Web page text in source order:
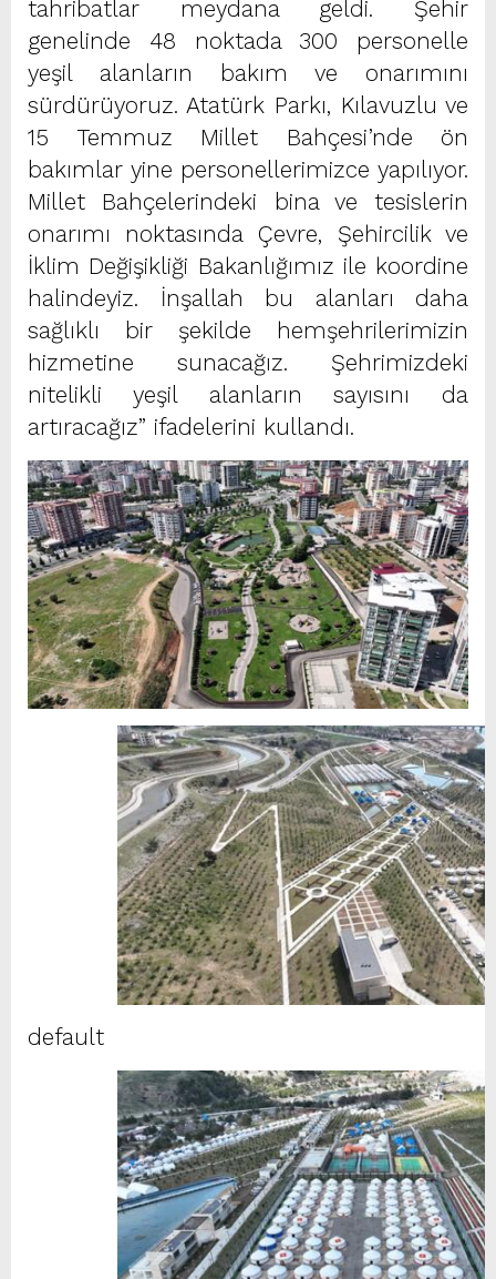
tahribatlar meydana geldi. Şehir
genelinde 48 noktada 300 personelle
yeşil alanların bakım ve onarımını
sürdürüyoruz. Atatürk Parkı, Kılavuzlu ve
15 Temmuz Millet Bahçesi’nde ön
bakımlar yine personellerimizce yapılıyor.
Millet Bahçelerindeki bina ve tesislerin
onarımı noktasında Çevre, Şehircilik ve
İklim Değişikliği Bakanlığımız ile koordine
halindeyiz. İnşallah bu alanları daha
sağlıklı bir şekilde hemşehrilerimizin
hizmetine sunacağız. Şehrimizdeki
nitelikli yeşil alanların sayısını da
artıracağız” ifadelerini kullandı.
default